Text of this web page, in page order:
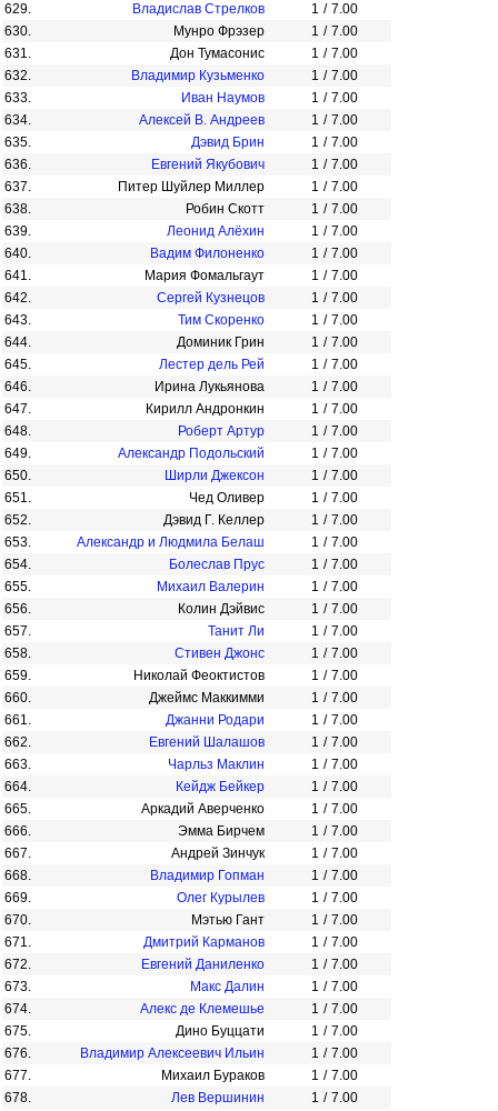
629.
Владислав Стрелков 1 / 7.00
630.
Мунро Фрэзер 1 / 7.00
631.
Дон Тумасонис 1 / 7.00
632.
Владимир Кузьменко 1 / 7.00
633.
Иван Наумов 1 / 7.00
634.
Алексей В. Андреев 1 / 7.00
635.
Дэвид Брин 1 / 7.00
636.
Евгений Якубович 1 / 7.00
637.
Питер Шуйлер Миллер 1 / 7.00
638.
Робин Скотт 1 / 7.00
639.
Леонид Алёхин 1 / 7.00
640.
Вадим Филоненко 1 / 7.00
641.
Мария Фомальгаут 1 / 7.00
642.
Сергей Кузнецов 1 / 7.00
643.
Тим Скоренко 1 / 7.00
644.
Доминик Грин 1 / 7.00
645.
Лестер дель Рей 1 / 7.00
646.
Ирина Лукьянова 1 / 7.00
647.
Кирилл Андронкин 1 / 7.00
648.
Роберт Артур 1 / 7.00
649.
Александр Подольский 1 / 7.00
650.
Ширли Джексон 1 / 7.00
651.
Чед Оливер 1 / 7.00
652.
Дэвид Г. Келлер 1 / 7.00
653.
Александр и Людмила Белаш 1 / 7.00
654.
Болеслав Прус 1 / 7.00
655.
Михаил Валерин 1 / 7.00
656.
Колин Дэйвис 1 / 7.00
657.
Танит Ли 1 / 7.00
658.
Стивен Джонс 1 / 7.00
659.
Николай Феоктистов 1 / 7.00
660.
Джеймс Маккимми 1 / 7.00
661.
Джанни Родари 1 / 7.00
662.
Евгений Шалашов 1 / 7.00
663.
Чарльз Маклин 1 / 7.00
664.
Кейдж Бейкер 1 / 7.00
665.
Аркадий Аверченко 1 / 7.00
666.
Эмма Бирчем 1 / 7.00
667.
Андрей Зинчук 1 / 7.00
668.
Владимир Гопман 1 / 7.00
669.
Олег Курылев 1 / 7.00
670.
Мэтью Гант 1 / 7.00
671.
Дмитрий Карманов 1 / 7.00
672.
Евгений Даниленко 1 / 7.00
673.
Макс Далин 1 / 7.00
674.
Алекс де Клемешье 1 / 7.00
675.
Дино Буццати 1 / 7.00
676.
Владимир Алексеевич Ильин 1 / 7.00
677.
Михаил Бураков 1 / 7.00
678.
Лев Вершинин 1 / 7.00